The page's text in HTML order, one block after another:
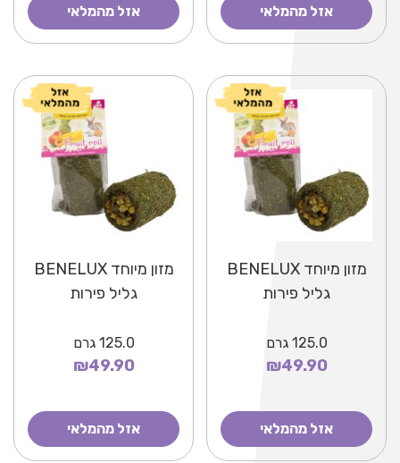
אזל מהמלאי אזל מהמלאי
מזון מיוחד BENELUX
גליל פירות
125.0 גרם
₪49.90
אזל מהמלאי
מזון מיוחד BENELUX
גליל פירות
125.0 גרם
₪49.90
אזל מהמלאי